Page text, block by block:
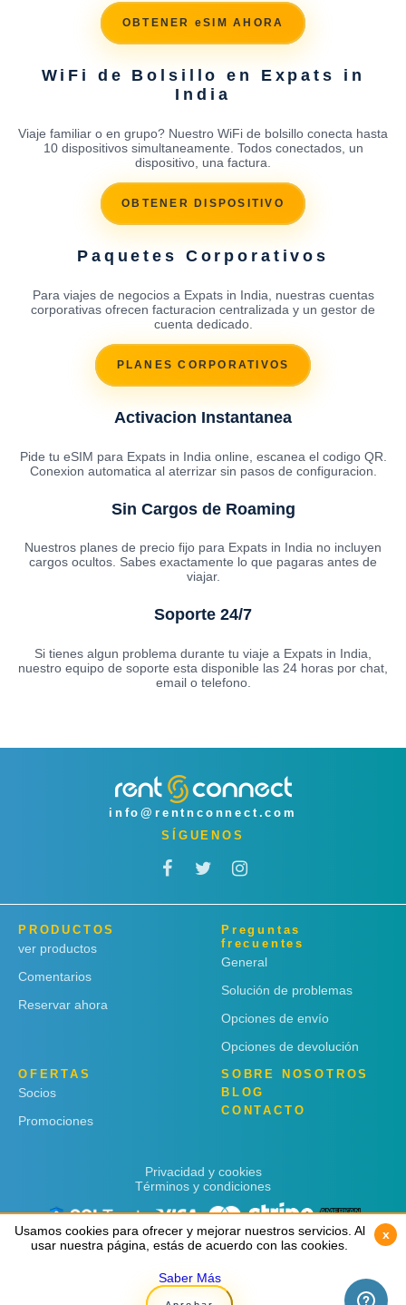
OBTENER eSIM AHORA
WiFi de Bolsillo en Expats in
India
Viaje familiar o en grupo? Nuestro WiFi de bolsillo conecta hasta
10 dispositivos simultaneamente. Todos conectados, un
dispositivo, una factura.
OBTENER DISPOSITIVO
Paquetes Corporativos
Para viajes de negocios a Expats in India, nuestras cuentas
corporativas ofrecen facturacion centralizada y un gestor de
cuenta dedicado.
PLANES CORPORATIVOS
Activacion Instantanea
Pide tu eSIM para Expats in India online, escanea el codigo QR.
Conexion automatica al aterrizar sin pasos de configuracion.
Sin Cargos de Roaming
Nuestros planes de precio fijo para Expats in India no incluyen
cargos ocultos. Sabes exactamente lo que pagaras antes de
viajar.
Soporte 24/7
Si tienes algun problema durante tu viaje a Expats in India,
nuestro equipo de soporte esta disponible las 24 horas por chat,
email o telefono.
info@rentnconnect.com
SÍGUENOS
PRODUCTOS
ver productos
Comentarios
Reservar ahora
Preguntas
frecuentes
General
Solución de problemas
Opciones de envío
Opciones de devolución
OFERTAS
Socios
Promociones
SOBRE NOSOTROS
BLOG
CONTACTO
Privacidad y cookies
Términos y condiciones
Copyright © 2019 Rent 'n Connect
Usamos cookies para ofrecer y mejorar nuestros servicios. Al
usar nuestra página, estás de acuerdo con las cookies.
Saber Más
x
Usamos cookies para ofrecer y mejorar nuestros servicios. Al
usar nuestra página, estás de acuerdo con las cookies.
Saber Más
x